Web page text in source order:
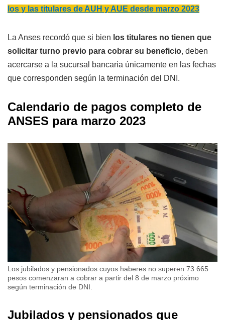
los y las titulares de AUH y AUE desde marzo 2023
La Anses recordó que si bien los titulares no tienen que
solicitar turno previo para cobrar su beneficio, deben
acercarse a la sucursal bancaria únicamente en las fechas
que corresponden según la terminación del DNI.
Calendario de pagos completo de
ANSES para marzo 2023
Los jubilados y pensionados cuyos haberes no superen 73.665
pesos comenzaran a cobrar a partir del 8 de marzo próximo
según terminación de DNI.
Jubilados y pensionados que